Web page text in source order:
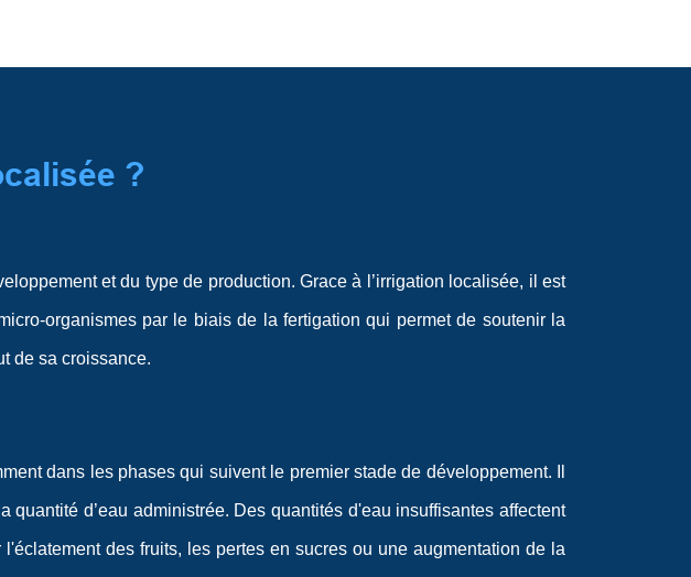
?
et du type de production. Grace à l’irrigation localisée, il est
organismes par le biais de la fertigation qui permet de soutenir la
de sa croissance.
dans les phases qui suivent le premier stade de développement. Il
d’eau administrée. Des quantités d'eau insuffisantes affectent
des fruits, les pertes en sucres ou une augmentation de la